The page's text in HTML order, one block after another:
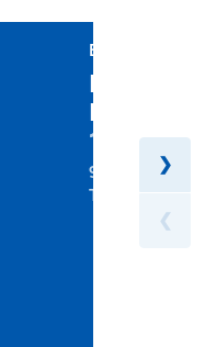
Baccalauréat
1-193-1-0
90 crédits
Temps plein ,
❯
❮